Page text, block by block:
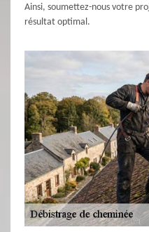
Ainsi, soumettez-nous votre
résultat optimal.